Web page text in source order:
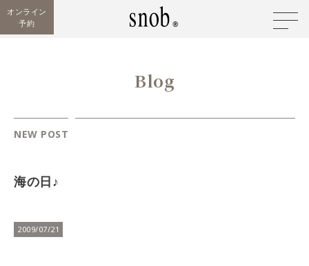
オンライン
予約
Blog
NEW POST
海の日♪
2009/07/21